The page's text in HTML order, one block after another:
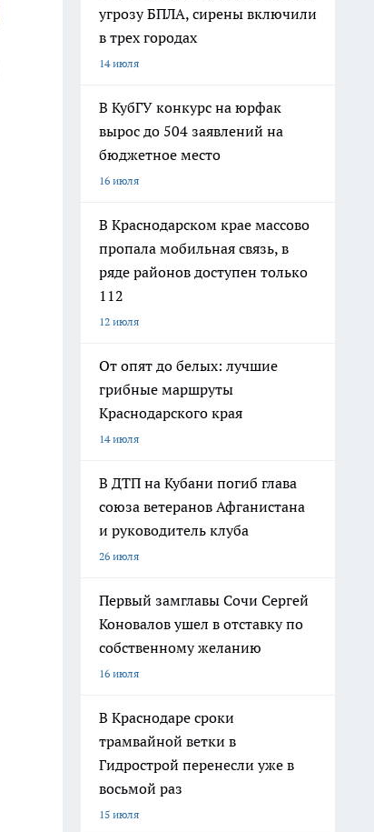
угрозу БПЛА, сирены включили
в трех городах
14 июля
В КубГУ конкурс на юрфак
вырос до 504 заявлений на
бюджетное место
16 июля
В Краснодарском крае массово
пропала мобильная связь, в
ряде районов доступен только
112
12 июля
От опят до белых: лучшие
грибные маршруты
Краснодарского края
14 июля
В ДТП на Кубани погиб глава
союза ветеранов Афганистана
и руководитель клуба
26 июля
Первый замглавы Сочи Сергей
Коновалов ушел в отставку по
собственному желанию
16 июля
В Краснодаре сроки
трамвайной ветки в
Гидрострой перенесли уже в
восьмой раз
15 июля